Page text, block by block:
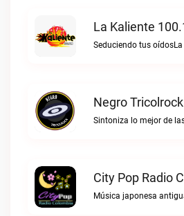
La Kaliente
Seduciendo tus
Negro
City Pop Radio